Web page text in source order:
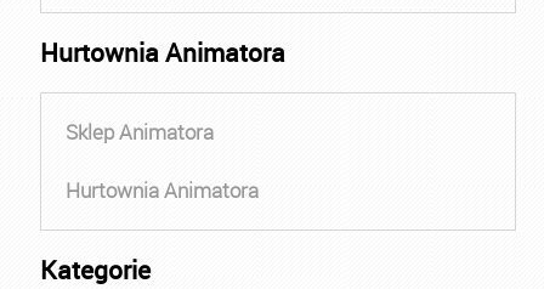
Hurtownia Animatora
Sklep Animatora
Hurtownia Animatora
Kategorie